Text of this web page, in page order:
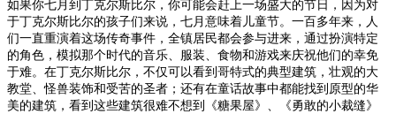
如果你七月到丁克尔斯比尔，你可能会赶上一场盛大的节日，因为对
于丁克尔斯比尔的孩子们来说，七月意味着儿童节。一百多年来，人
们一直重演着这场传奇事件，全镇居民都会参与进来，通过扮演特定
的角色，模拟那个时代的音乐、服装、食物和游戏来庆祝他们的幸免
于难。在丁克尔斯比尔，不仅可以看到哥特式的典型建筑，壮观的大
教堂、怪兽装饰和受苦的圣者；还有在童话故事中都能找到原型的华
美的建筑，看到这些建筑很难不想到《糖果屋》、《勇敢的小裁缝》